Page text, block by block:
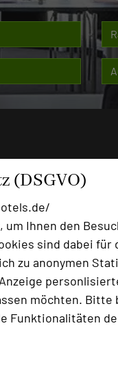
(DSGVO)
Ihnen den
sind dabei für
zu anonymen
möchten. Bitte
Funktionalitäten
Hotels